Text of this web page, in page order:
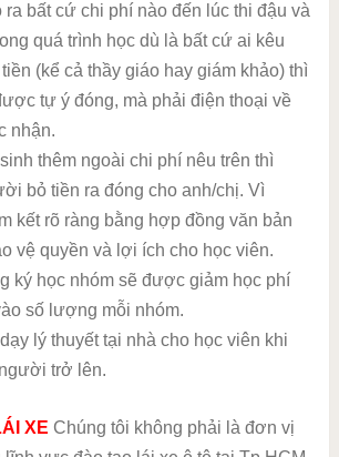
ra bất cứ chi phí nào đến lúc thi đậu và
quá trình học dù là bất cứ ai kêu
(kể cả thầy giáo hay giám khảo) thì
tự ý đóng, mà phải điện thoại về
nhận.
thêm ngoài chi phí nêu trên thì
bỏ tiền ra đóng cho anh/chị. Vì
kết rõ ràng bằng hợp đồng văn bản
vệ quyền và lợi ích cho học viên.
ký học nhóm sẽ được giảm học phí
số lượng mỗi nhóm.
lý thuyết tại nhà cho học viên khi
trở lên.
XE Chúng tôi không phải là đơn vị